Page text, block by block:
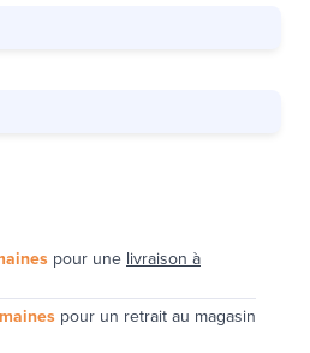
pour une livraison à
pour un retrait au magasin